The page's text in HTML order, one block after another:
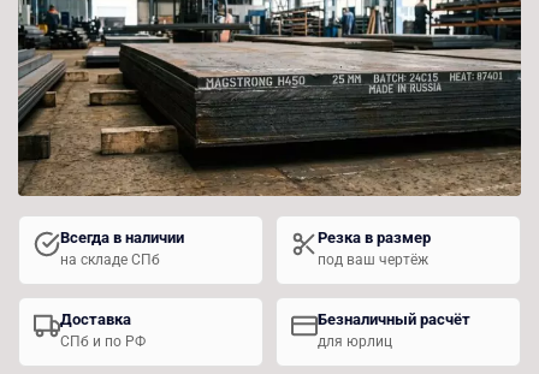
Всегда в наличии
на складе СПб
Резка в размер
под ваш чертёж
Доставка
СПб и по РФ
Безналичный расчёт
для юрлиц